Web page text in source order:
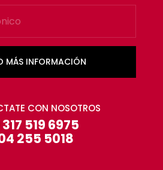
MÁS INFORMACIÓN
CON NOSOTROS
519 6975
255 5018